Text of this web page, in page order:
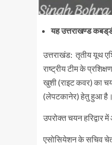
यह उत्तराखण्ड
उत्तराखंड: तृतीय यूथ
राष्ट्रीय टीम के
खुशी (राइट कवर) का
(लेपटकानेर) हेतु हुआ है।
उपरोक्त चयन हरिद्वार
एसोसियेशन के सचिव